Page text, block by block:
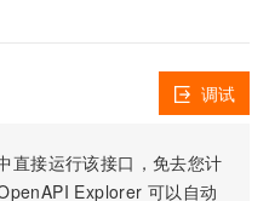
直接运行该接口，免去您计
Explorer 可以自动
调试